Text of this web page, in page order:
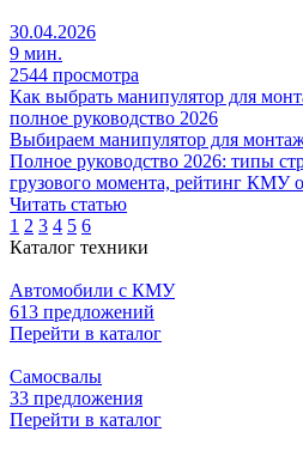
30.04.2026
9 мин.
2544 просмотра
Как выбрать манипулятор для
полное руководство 2026
Выбираем манипулятор для
Полное руководство 2026: типы
грузового момента, рейтинг КМУ
Читать статью
1 2 3 4 5 6
Каталог техники
Автомобили с КМУ
613 предложений
Перейти в каталог
Самосвалы
33 предложения
Перейти в каталог